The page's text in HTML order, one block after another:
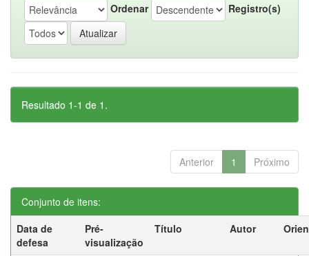
Ordenar
Registro(s)
Resultado 1-1 de 1.
Anterior 1 Próximo
Conjunto de itens:
Data de
defesa
Pré-
visualização
Título Autor